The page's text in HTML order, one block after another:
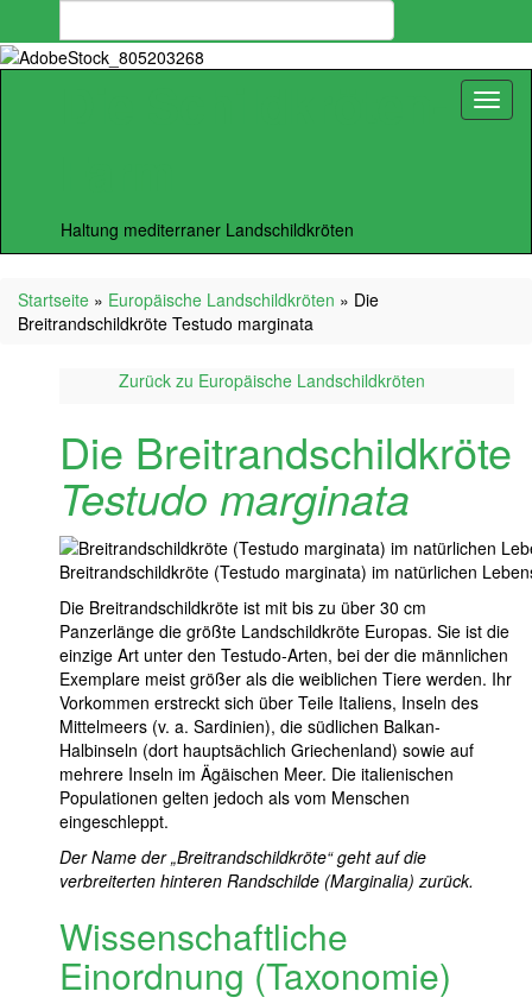
for:
Haltung mediterraner Landschildkröten
Startseite » Europäische Landschildkröten » Die
Breitrandschildkröte Testudo marginata
Zurück zu Europäische Landschildkröten
Die Breitrandschildkröte
Testudo marginata
Breitrandschildkröte (Testudo marginata) im natürlichen
Die Breitrandschildkröte ist mit bis zu über 30 cm
Panzerlänge die größte Landschildkröte Europas. Sie ist die
einzige Art unter den Testudo-Arten, bei der die männlichen
Exemplare meist größer als die weiblichen Tiere werden. Ihr
Vorkommen erstreckt sich über Teile Italiens, Inseln des
Mittelmeers (v. a. Sardinien), die südlichen Balkan-
Halbinseln (dort hauptsächlich Griechenland) sowie auf
mehrere Inseln im Ägäischen Meer. Die italienischen
Populationen gelten jedoch als vom Menschen
eingeschleppt.
Der Name der „Breitrandschildkröte“ geht auf die
verbreiterten hinteren Randschilde (Marginalia) zurück.
Wissenschaftliche
Einordnung (Taxonomie)